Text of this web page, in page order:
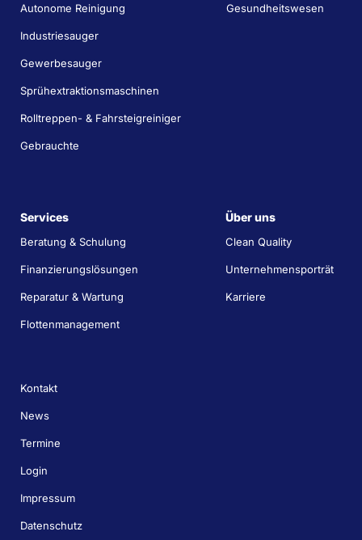
Autonome Reinigung
Industriesauger
Gewerbesauger
Sprühextraktionsmaschinen
Rolltreppen- & Fahrsteigreiniger
Gebrauchte
Gesundheitswesen
Services
Beratung & Schulung
Finanzierungslösungen
Reparatur & Wartung
Flottenmanagement
Über uns
Clean Quality
Unternehmensporträt
Karriere
Kontakt
News
Termine
Login
Impressum
Datenschutz